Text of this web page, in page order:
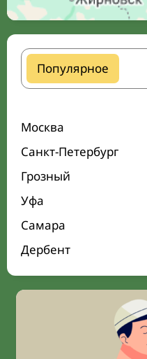
Популярное
Москва
Санкт-Петербург
Грозный
Уфа
Самара
Дербент